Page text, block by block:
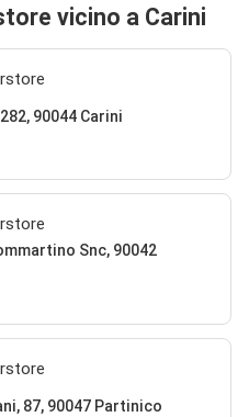
vicino a Carini
90044 Carini
Snc, 90042
87, 90047 Partinico